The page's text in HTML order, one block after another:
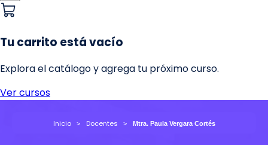
Inicio Docentes Mtra. Paula Vergara Cortés